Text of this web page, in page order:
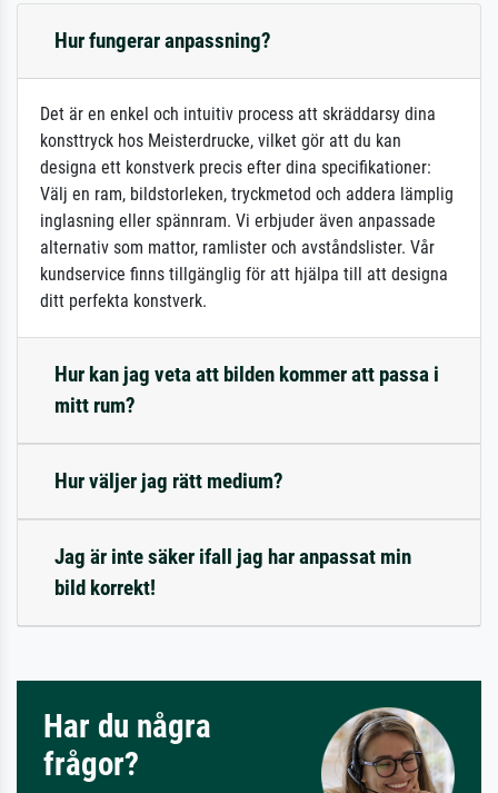
Hur fungerar anpassning?
Det är en enkel och intuitiv process att skräddarsy dina
konsttryck hos Meisterdrucke, vilket gör att du kan
designa ett konstverk precis efter dina specifikationer:
Välj en ram, bildstorleken, tryckmetod och addera lämplig
inglasning eller spännram. Vi erbjuder även anpassade
alternativ som mattor, ramlister och avståndslister. Vår
kundservice finns tillgänglig för att hjälpa till att designa
ditt perfekta konstverk.
Hur kan jag veta att bilden kommer att passa i
mitt rum?
Hur väljer jag rätt medium?
Jag är inte säker ifall jag har anpassat min
bild korrekt!
Har du några
frågor?